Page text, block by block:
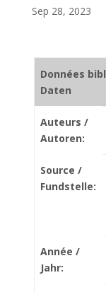
Sep 28, 2023
Données
Daten
Auteurs /
Autoren:
Source /
Fundstelle:
Année /
Jahr: